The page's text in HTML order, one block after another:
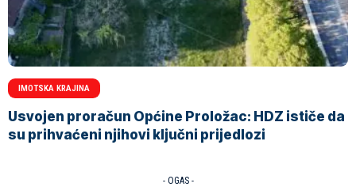
IMOTSKA KRAJINA
Usvojen proračun Općine Proložac: HDZ ističe da
su prihvaćeni njihovi ključni prijedlozi
- OGAS -